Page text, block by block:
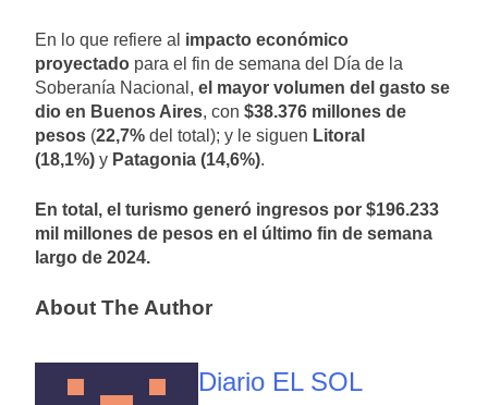
En lo que refiere al impacto económico
proyectado para el fin de semana del Día de la
Soberanía Nacional, el mayor volumen del gasto se
dio en Buenos Aires, con $38.376 millones de
pesos (22,7% del total); y le siguen Litoral
(18,1%) y Patagonia (14,6%).
En total, el turismo generó ingresos por $196.233
mil millones de pesos en el último fin de semana
largo de 2024.
About The Author
Diario EL SOL